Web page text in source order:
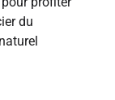
du